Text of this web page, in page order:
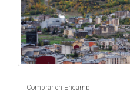
Comprar en Encamp